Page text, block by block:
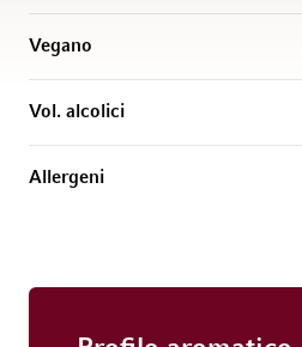
Vegano
Vol. alcolici
Allergeni